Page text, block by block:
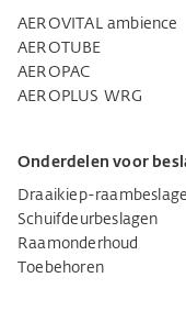
AEROVITAL ambience
AEROTUBE
AEROPAC
AEROPLUS WRG
Onderdelen voor
Draaikiep-
Schuifdeurbeslagen
Raamonderhoud
Toebehoren